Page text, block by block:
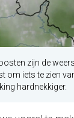
zijn de
om iets te zien
hardnekkiger.